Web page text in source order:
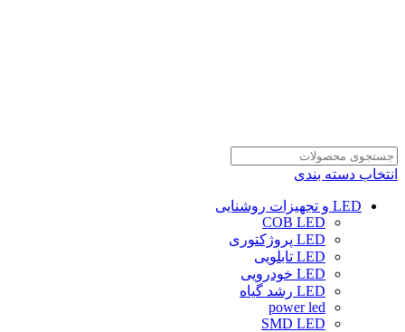
انتخاب دسته بندی
LED و تجهیزات روشنایی
COB LED
LED پروژکتوری
LED تابلویی
LED خودرویی
LED رشد گیاه
power led
SMD LED